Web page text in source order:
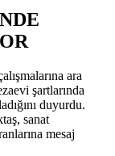
ara
şartlarında
duyurdu.
sanat
mesaj